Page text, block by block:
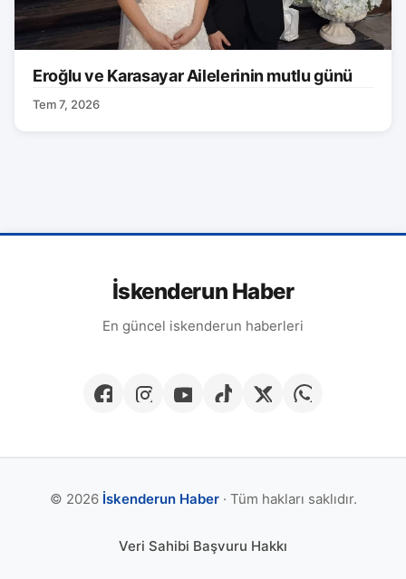
Eroğlu ve Karasayar Ailelerinin mutlu günü
Tem 7, 2026
İskenderun Haber
En güncel iskenderun haberleri
© 2026 İskenderun Haber· Tüm hakları saklıdır.
Veri Sahibi Başvuru Hakkı